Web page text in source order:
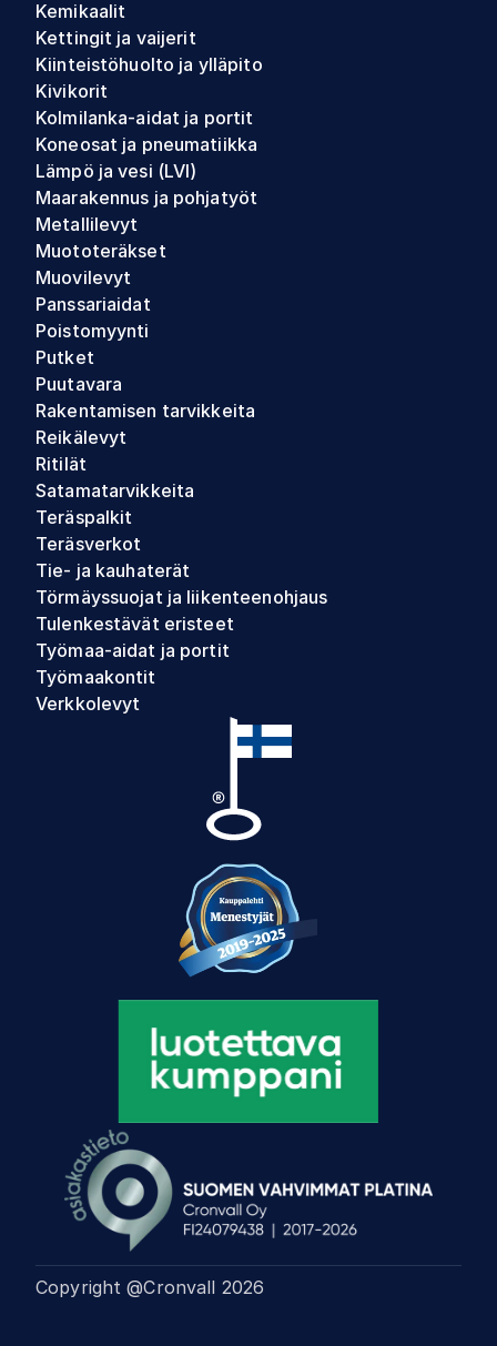
Kemikaalit
Kettingit ja vaijerit
Kiinteistöhuolto ja ylläpito
Kivikorit
Kolmilanka-aidat ja portit
Koneosat ja pneumatiikka
Lämpö ja vesi (LVI)
Maarakennus ja pohjatyöt
Metallilevyt
Muototeräkset
Muovilevyt
Panssariaidat
Poistomyynti
Putket
Puutavara
Rakentamisen tarvikkeita
Reikälevyt
Ritilät
Satamatarvikkeita
Teräspalkit
Teräsverkot
Tie- ja kauhaterät
Törmäyssuojat ja liikenteenohjaus
Tulenkestävät eristeet
Työmaa-aidat ja portit
Työmaakontit
Verkkolevyt
Copyright @Cronvall 2026